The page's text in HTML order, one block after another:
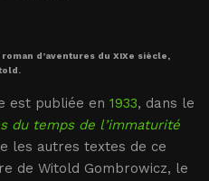
d’aventures du XIXe siècle,
est publiée en 1933, dans le
du temps de l’immaturité
les autres textes de ce
de Witold Gombrowicz, le